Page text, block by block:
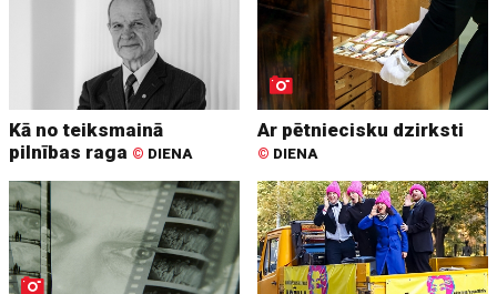
Kā no teiksmainā
pilnības raga © DIENA
Ar pētniecisku dzirksti
© DIENA